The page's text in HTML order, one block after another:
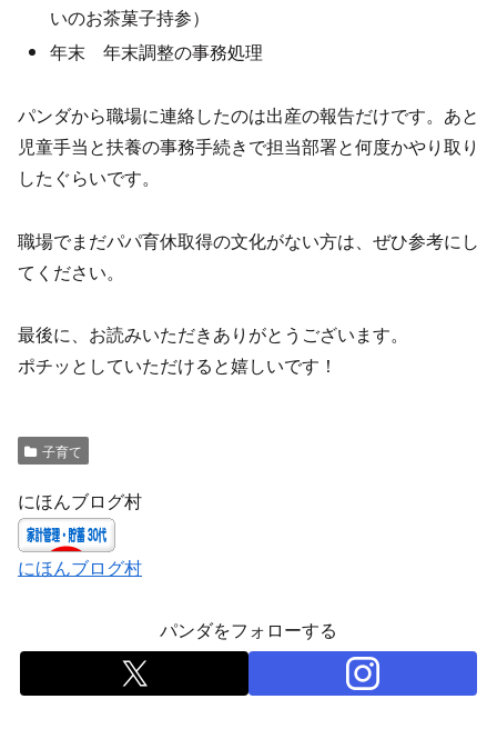
いのお茶菓子持参）
年末 年末調整の事務処理
パンダから職場に連絡したのは出産の報告だけです。あと
児童手当と扶養の事務手続きで担当部署と何度かやり取り
したぐらいです。
職場でまだパパ育休取得の文化がない方は、ぜひ参考にし
てください。
最後に、お読みいただきありがとうございます。
ポチッとしていただけると嬉しいです！
子育て
にほんブログ村
にほんブログ村
パンダをフォローする